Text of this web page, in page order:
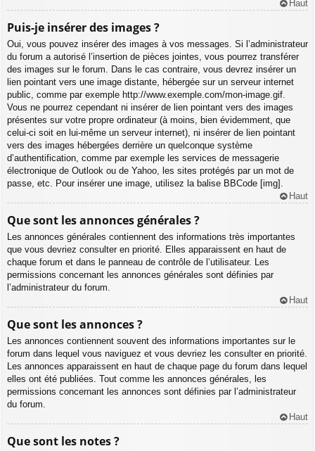
Haut
Puis-je insérer des images ?
Oui, vous pouvez insérer des images à vos messages. Si l’administrateur
du forum a autorisé l’insertion de pièces jointes, vous pourrez transférer
des images sur le forum. Dans le cas contraire, vous devrez insérer un
lien pointant vers une image distante, hébergée sur un serveur internet
public, comme par exemple http://www.exemple.com/mon-image.gif.
Vous ne pourrez cependant ni insérer de lien pointant vers des images
présentes sur votre propre ordinateur (à moins, bien évidemment, que
celui-ci soit en lui-même un serveur internet), ni insérer de lien pointant
vers des images hébergées derrière un quelconque système
d’authentification, comme par exemple les services de messagerie
électronique de Outlook ou de Yahoo, les sites protégés par un mot de
passe, etc. Pour insérer une image, utilisez la balise BBCode [img].
Haut
Que sont les annonces générales ?
Les annonces générales contiennent des informations très importantes
que vous devriez consulter en priorité. Elles apparaissent en haut de
chaque forum et dans le panneau de contrôle de l’utilisateur. Les
permissions concernant les annonces générales sont définies par
l’administrateur du forum.
Haut
Que sont les annonces ?
Les annonces contiennent souvent des informations importantes sur le
forum dans lequel vous naviguez et vous devriez les consulter en priorité.
Les annonces apparaissent en haut de chaque page du forum dans lequel
elles ont été publiées. Tout comme les annonces générales, les
permissions concernant les annonces sont définies par l’administrateur
du forum.
Haut
Que sont les notes ?